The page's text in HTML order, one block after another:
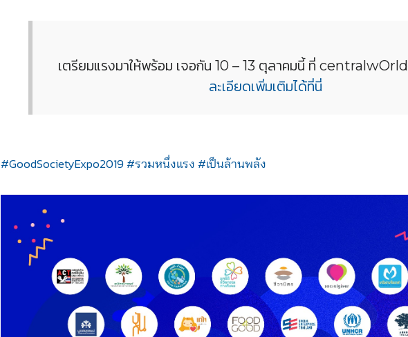
เตรียมแรงมาให้พร้อม เจอกัน 10 – 13 ตุลาคมนี้ ที่ centralwOrld
ละเอียดเพิ่มเติมได้ที่นี่
#GoodSocietyExpo2019#รวมหนึ่งแรง#เป็นล้านพลัง